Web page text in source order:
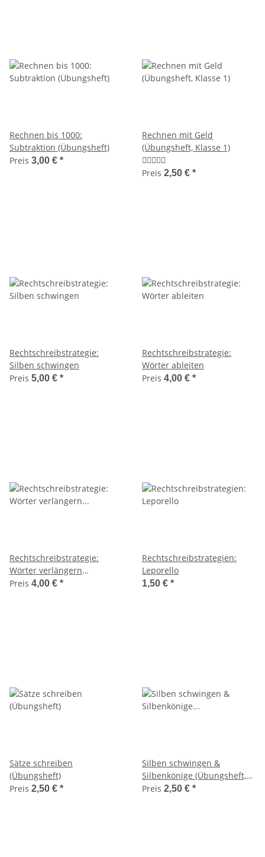
Rechnen bis 1000:
Subtraktion (Übungsheft)
Preis 3,00 € *
Rechnen mit Geld
(Übungsheft, Klasse 1)
Preis 2,50 € *
Rechtschreibstrategie:
Silben schwingen
Preis 5,00 € *
Rechtschreibstrategie:
Wörter ableiten
Preis 4,00 € *
Rechtschreibstrategie:
Wörter verlängern
(Wortendungen)
Preis 4,00 € *
Rechtschreibstrategien:
Leporello
1,50 € *
Sätze schreiben
(Übungsheft)
Preis 2,50 € *
Silben schwingen &
Silbenkönige (Übungsheft,
Rechtschreibung)
Preis 2,50 € *